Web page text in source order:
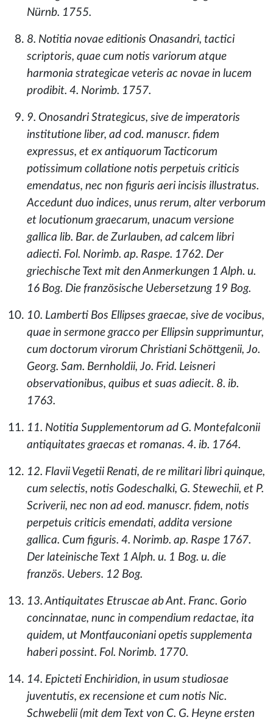
Nürnb. 1755.
8. Notitia novae editionis Onasandri, tactici
scriptoris, quae cum notis variorum atque
harmonia strategicae veteris ac novae in lucem
prodibit. 4. Norimb. 1757.
9. Onosandri Strategicus, sive de imperatoris
institutione liber, ad cod. manuscr. fidem
expressus, et ex antiquorum Tacticorum
potissimum collatione notis perpetuis criticis
emendatus, nec non figuris aeri incisis illustratus.
Accedunt duo indices, unus rerum, alter verborum
et locutionum graecarum, unacum versione
gallica lib. Bar. de Zurlauben, ad calcem libri
adiecti. Fol. Norimb. ap. Raspe. 1762. Der
griechische Text mit den Anmerkungen 1 Alph. u.
16 Bog. Die französische Uebersetzung 19 Bog.
10. Lamberti Bos Ellipses graecae, sive de vocibus,
quae in sermone gracco per Ellipsin supprimuntur,
cum doctorum virorum Christiani Schöttgenii, Jo.
Georg. Sam. Bernholdii, Jo. Frid. Leisneri
observationibus, quibus et suas adiecit. 8. ib.
1763.
11. Notitia Supplementorum ad G. Montefalconii
antiquitates graecas et romanas. 4. ib. 1764.
12. Flavii Vegetii Renati, de re militari libri quinque,
cum selectis, notis Godeschalki, G. Stewechii, et P.
Scriverii, nec non ad eod. manuscr. fidem, notis
perpetuis criticis emendati, addita versione
gallica. Cum figuris. 4. Norimb. ap. Raspe 1767.
Der lateinische Text 1 Alph. u. 1 Bog. u. die
französ. Uebers. 12 Bog.
13. Antiquitates Etruscae ab Ant. Franc. Gorio
concinnatae, nunc in compendium redactae, ita
quidem, ut Montfauconiani opetis supplementa
haberi possint. Fol. Norimb. 1770.
14. Epicteti Enchiridion, in usum studiosae
juventutis, ex recensione et cum notis Nic.
Schwebelii (mit dem Text von C. G. Heyne ersten